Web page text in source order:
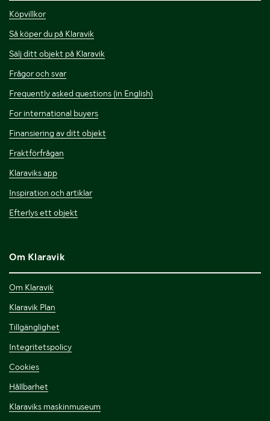
Köpvillkor
Så köper du på Klaravik
Sälj ditt objekt på Klaravik
Frågor och svar
Frequently asked questions (in English)
For international buyers
Finansiering av ditt objekt
Fraktförfrågan
Klaraviks app
Inspiration och artiklar
Efterlys ett objekt
Om Klaravik
Om Klaravik
Klaravik Plan
Tillgänglighet
Integritetspolicy
Cookies
Hållbarhet
Klaraviks maskinmuseum